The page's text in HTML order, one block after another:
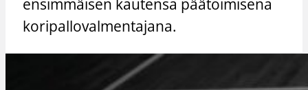
ensimmäisen kautensa päätoimisena
koripallovalmentajana.